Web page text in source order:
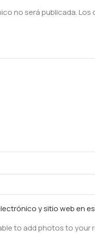
no será publicada.Los
y sitio web en
to add photos to your